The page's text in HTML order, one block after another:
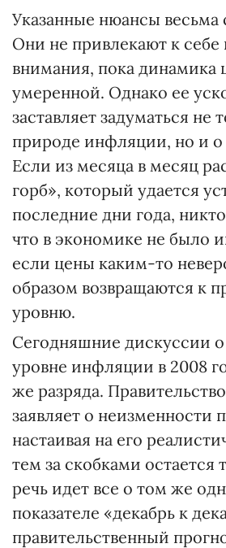
Указанные нюансы
Они не привлекают к
внимания, пока динамика
умеренной. Однако ее
заставляет задуматься не
природе инфляции, но и
Если из месяца в месяц
горб», который удается
последние дни года,
что в экономике не было
если цены каким-то
образом возвращаются к
уровню.
Сегодняшние дискуссии
уровне инфляции в 2008
же разряда.
заявляет о неизменности
настаивая на его
тем за скобками остается
речь идет все о том же
показателе «декабрь к
правительственный